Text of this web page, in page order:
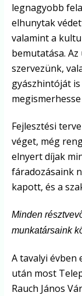
legnagyobb
elhunytak
valamint a
bemutatása.
szervezünk,
gyászhintóját
Fejlesztési
véget, még
elnyert díjak
fáradozásaink
kapott, és a
Minden
munkatársaink
A tavalyi évben
után most
Rauch János